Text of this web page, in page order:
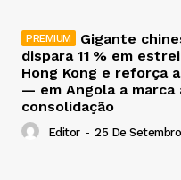
Gigante
dispara 11 % em
Hong Kong e reforça
— em Angola a marca
consolidação
Editor - 25 De